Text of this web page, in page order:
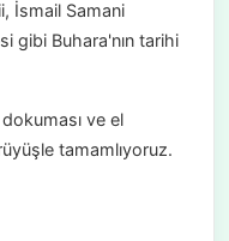
İsmail Samani
gibi Buhara'nın tarihi
ve el
tamamlıyoruz.